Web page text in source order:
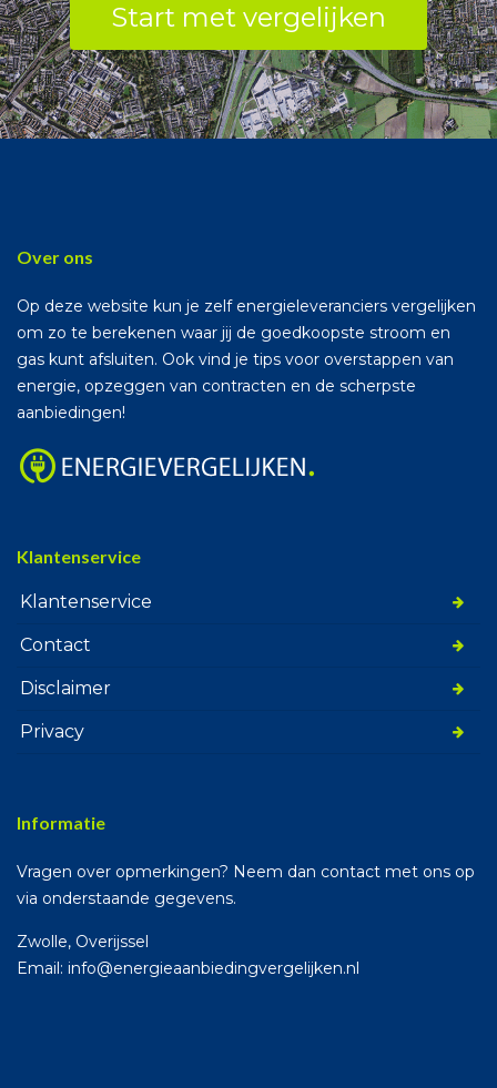
Start met vergelijken
Over ons
Op deze website kun je zelf energieleveranciers vergelijken
om zo te berekenen waar jij de goedkoopste stroom en
gas kunt afsluiten. Ook vind je tips voor overstappen van
energie, opzeggen van contracten en de scherpste
aanbiedingen!
Klantenservice
Klantenservice
Contact
Disclaimer
Privacy
Informatie
Vragen over opmerkingen? Neem dan contact met ons op
via onderstaande gegevens.
Zwolle, Overijssel
Email: info@energieaanbiedingvergelijken.nl